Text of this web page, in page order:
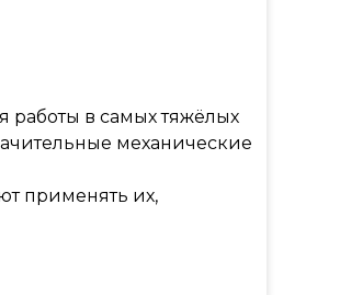
работы в самых тяжёлых
механические
применять их,